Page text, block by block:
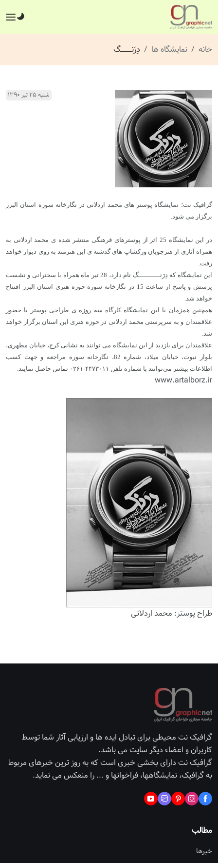
خانه نمایشگاه ها دِرَنـــــــــــگ
شنبه ۲۵ تیر ۱۳۹۰
گرافیک نت؛ نمایشگاه پوستر های محمد اردلانی در نگارخانه سوره استان البرز
برگزار می شود.
در این نمایشگاه 25 اثر از پوسترهای فرهنگی منتشر شده ی محمد اردلانی به
همراه آثاری از هنرجویان ورکشاپ های گذشته ی این هنرمند به روی دیوار خواهد
رفت.
این نمایشگاه که دِرَنـــــــــــگ نام دارد، 28 تیر ماه همراه با سخنرانی و نشست
پرسش و پاسخ از ساعت 15 در نگارخانه سوره حوزه هنری استان البرز افتتاح
خواهد شد.
همچنین همزمان با این نمایشگاه کارگاه سه روزه ی طراحی پوستر با حضور
علاقمندان و به سرپرستی محمد اردلانی در حوزه هنری این استان برگزار خواهد
شد.
علاقمندان برای بازدید از این نمایشگاه می توانند به نشانی کرج، خیابان مطهری،
بلوار نبوت، خیابان میلاد، شماره 82، نگارخانه سوره مراجعه و جهت کسب
اطلاعات بیشتر می‌توانند با شماره تلفن ۴۴۷۳۰۱۱-۰۲۶۱ تماس حاصل نمایند.
www.artalborz.ir
طراح پوستر: محمد اردلانی
گرافیک نت محیطی برای تبادل ایده ها و ارزیابی آثار شما توسط
کاربران و اعضاء دیگر سایت می باشد.
گرافیک نت دارای بخشی خبری است که به روز ترین خبرهای مربوط
به گرافیک، نمایشگاهها، فراخوانها و ... را منعکس می نماید.
مطالب
خبرها